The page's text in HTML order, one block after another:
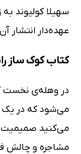
سهیلا کولیوند
عهده‌دار انتشار
کتاب کوک‌ ساز
در وهله‌ی نخست
می‌شود که در یک
می‌کنید صمیمیت
مشاجره و چالش